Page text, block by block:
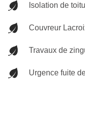
Isolation de
Couvreur
Travaux de
Urgence fuite